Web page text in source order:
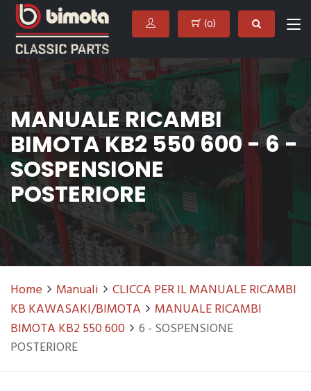
(0)
MANUALE RICAMBI
BIMOTA KB2 550 600 - 6 -
SOSPENSIONE
POSTERIORE
Home Manuali
CLICCA PER IL MANUALE RICAMBI
KB KAWASAKI/BIMOTA
MANUALE RICAMBI
BIMOTA KB2 550 600
6 - SOSPENSIONE
POSTERIORE